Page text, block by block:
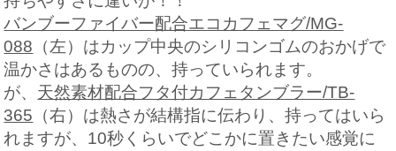
バンブーファイバー配合エコカフェマグ/MG-
088 （左）はカップ中央のシリコンゴムのおかげで
温かさはあるものの、持っていられます。
が、 天然素材配合フタ付カフェタンブラー/TB-
365 （右）は熱さが結構指に伝わり、持ってはいら
れますが、10秒くらいでどこかに置きたい感覚に